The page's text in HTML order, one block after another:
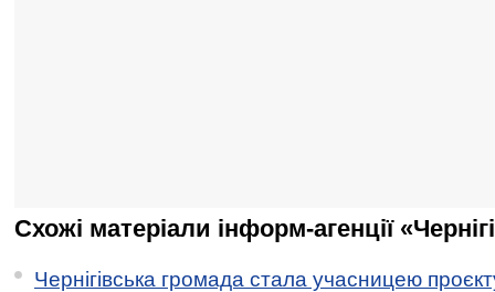
Схожі матеріали інформ-агенції
Чернігівська громада стала учасницею